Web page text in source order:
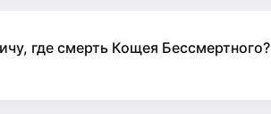
где смерть Кощея Бессмертного?